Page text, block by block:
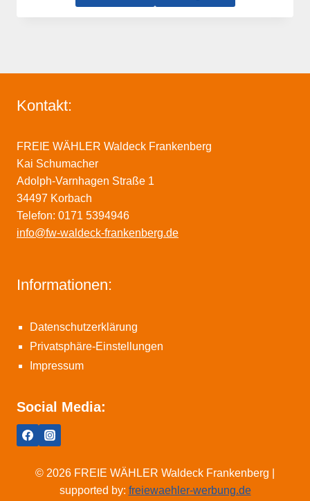
Kontakt:
FREIE WÄHLER Waldeck Frankenberg
Kai Schumacher
Adolph-Varnhagen Straße 1
34497 Korbach
Telefon: 0171 5394946
info@fw-waldeck-frankenberg.de
Informationen:
Datenschutzerklärung
Privatsphäre-Einstellungen
Impressum
Social Media:
© 2026 FREIE WÄHLER Waldeck Frankenberg |
supported by: freiewaehler-werbung.de